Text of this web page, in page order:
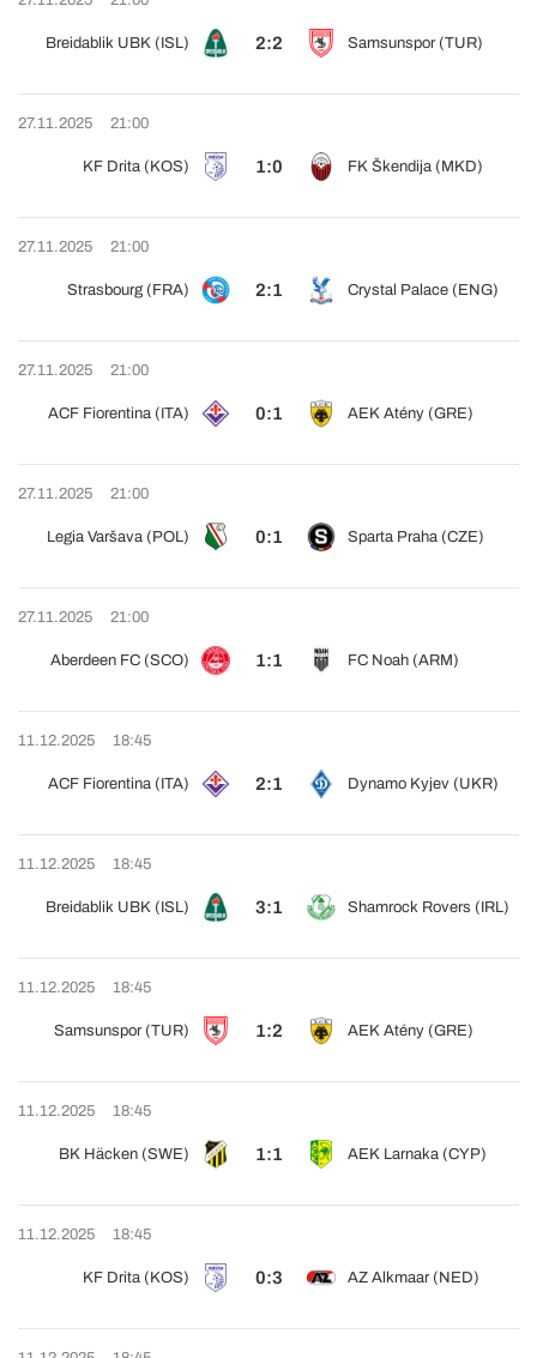
Breidablik UBK (ISL) 2:2 Samsunspor (TUR)
27.11.2025 21:00
KF Drita (KOS) 1:0 FK Škendija (MKD)
27.11.2025 21:00
Strasbourg (FRA) 2:1 Crystal Palace (ENG)
27.11.2025 21:00
ACF Fiorentina (ITA) 0:1 AEK Atény (GRE)
27.11.2025 21:00
Legia Varšava (POL) 0:1 Sparta Praha (CZE)
27.11.2025 21:00
Aberdeen FC (SCO) 1:1 FC Noah (ARM)
11.12.2025 18:45
ACF Fiorentina (ITA) 2:1 Dynamo Kyjev (UKR)
11.12.2025 18:45
Breidablik UBK (ISL) 3:1 Shamrock Rovers (IRL)
11.12.2025 18:45
Samsunspor (TUR) 1:2 AEK Atény (GRE)
11.12.2025 18:45
BK Häcken (SWE) 1:1 AEK Larnaka (CYP)
11.12.2025 18:45
KF Drita (KOS) 0:3 AZ Alkmaar (NED)